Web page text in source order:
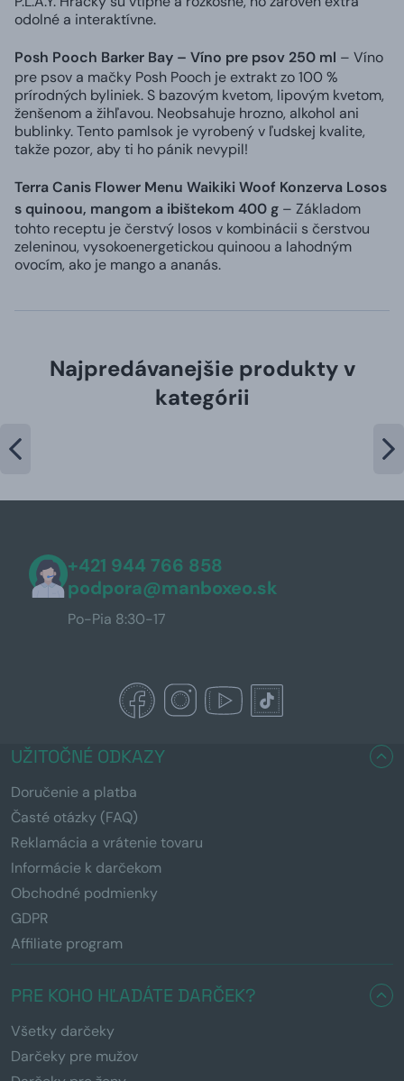
odolné a interaktívne.
Posh Pooch Barker Bay – Víno pre psov 250 ml – Víno
pre psov a mačky Posh Pooch je extrakt zo 100 %
prírodných byliniek. S bazovým kvetom, lipovým kvetom,
ženšenom a žihľavou. Neobsahuje hrozno, alkohol ani
bublinky. Tento pamlsok je vyrobený v ľudskej kvalite,
takže pozor, aby ti ho pánik nevypil!
Terra Canis Flower Menu Waikiki Woof Konzerva Losos
s quinoou, mangom a ibištekom 400 g – Základom
tohto receptu je čerstvý losos v kombinácii s čerstvou
zeleninou, vysokoenergetickou quinoou a lahodným
ovocím, ako je mango a ananás.
Najpredávanejšie produkty v
kategórii
+421 944 766 858
podpora@manboxeo.sk
Po-Pia 8:30-17
UŽITOČNÉ ODKAZY
Doručenie a platba
Časté otázky (FAQ)
Reklamácia a vrátenie tovaru
Informácie k darčekom
Obchodné podmienky
GDPR
Affiliate program
PRE KOHO HĽADÁTE DARČEK?
Všetky darčeky
Darčeky pre mužov